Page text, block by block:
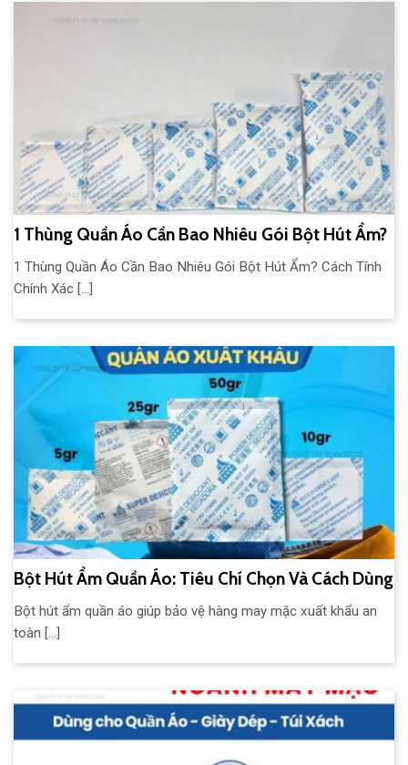
1 Thùng Quần Áo Cần Bao Nhiêu Gói Bột Hút Ẩm?
1 Thùng Quần Áo Cần Bao Nhiêu Gói Bột Hút Ẩm? Cách Tính
Chính Xác [...]
Bột Hút Ẩm Quần Áo: Tiêu Chí Chọn Và Cách Dùng
Bột hút ẩm quần áo giúp bảo vệ hàng may mặc xuất khẩu an
toàn [...]